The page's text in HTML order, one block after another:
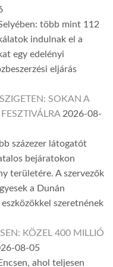
több mint 112
indulnak el a
egy edelényi
eljárás
SOKAN A
2026-08-
százezer látogatót
bejáratokon
területére. A szervezők
a Dunán
szeretnének
KÖZEL 400 MILLIÓ
08-05
ahol teljesen